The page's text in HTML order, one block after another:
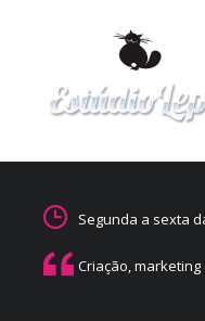
Segunda a sexta
Criação,